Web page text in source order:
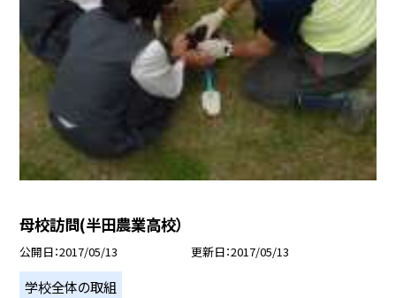
母校訪問(半田農業高校）
公開日 2017/05/13 更新日 2017/05/13
学校全体の取組